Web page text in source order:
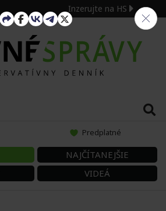
Inzerujte na HS
Predplatné
NAJČÍTANEJŠIE
VIDEÁ